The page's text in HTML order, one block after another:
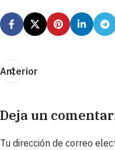
Anterior
Deja un
Tu dirección de correo